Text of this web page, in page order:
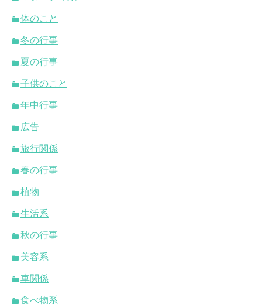
体のこと
冬の行事
夏の行事
子供のこと
年中行事
広告
旅行関係
春の行事
植物
生活系
秋の行事
美容系
車関係
食べ物系